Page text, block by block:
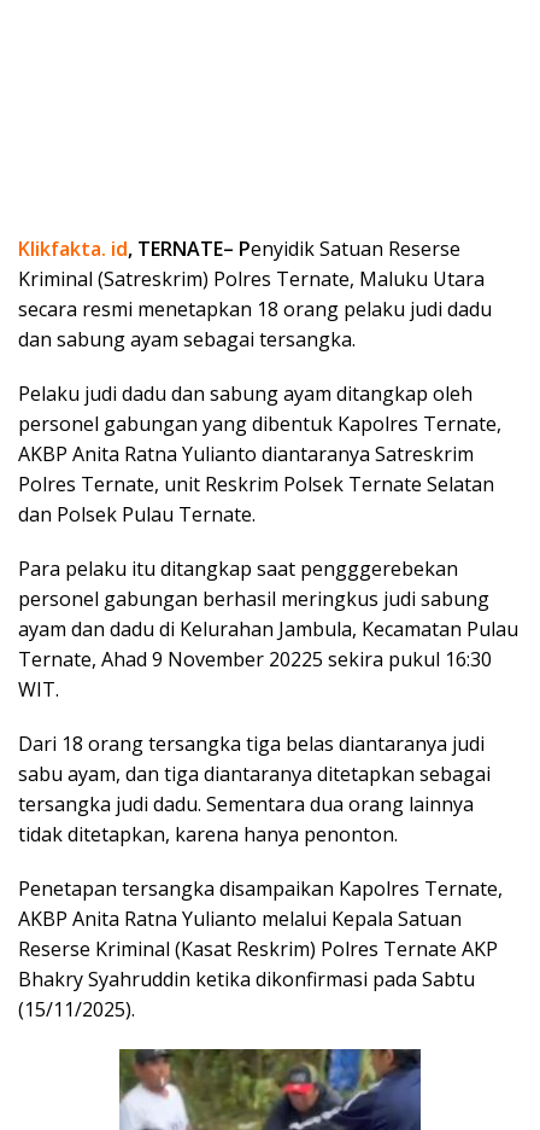
Klikfakta. id, TERNATE– Penyidik Satuan Reserse
Kriminal (Satreskrim) Polres Ternate, Maluku Utara
secara resmi menetapkan 18 orang pelaku judi dadu
dan sabung ayam sebagai tersangka.
Pelaku judi dadu dan sabung ayam ditangkap oleh
personel gabungan yang dibentuk Kapolres Ternate,
AKBP Anita Ratna Yulianto diantaranya Satreskrim
Polres Ternate, unit Reskrim Polsek Ternate Selatan
dan Polsek Pulau Ternate.
Para pelaku itu ditangkap saat pengggerebekan
personel gabungan berhasil meringkus judi sabung
ayam dan dadu di Kelurahan Jambula, Kecamatan Pulau
Ternate, Ahad 9 November 20225 sekira pukul 16:30
WIT.
Dari 18 orang tersangka tiga belas diantaranya judi
sabu ayam, dan tiga diantaranya ditetapkan sebagai
tersangka judi dadu. Sementara dua orang lainnya
tidak ditetapkan, karena hanya penonton.
Penetapan tersangka disampaikan Kapolres Ternate,
AKBP Anita Ratna Yulianto melalui Kepala Satuan
Reserse Kriminal (Kasat Reskrim) Polres Ternate AKP
Bhakry Syahruddin ketika dikonfirmasi pada Sabtu
(15/11/2025).